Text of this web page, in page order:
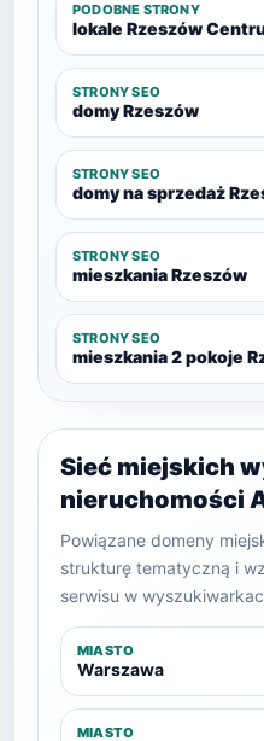
PODOBNE STRONY
lokale Rzeszów
STRONY SEO
domy Rzeszów
STRONY SEO
domy na sprzedaż
STRONY SEO
mieszkania Rzeszów
STRONY SEO
mieszkania 2 pokoje
Sieć miejskich
nieruchomości
Powiązane domeny
strukturę tematyczną i
serwisu w
MIASTO
Warszawa
MIASTO